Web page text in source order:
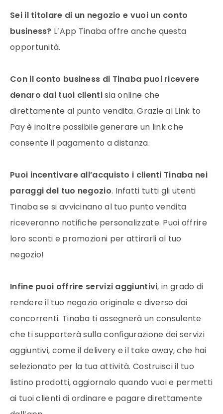
Sei il titolare di un negozio e vuoi un conto
business? L’App Tinaba offre anche questa
opportunità.
Con il conto business di Tinaba puoi ricevere
denaro dai tuoi clientisia online che
direttamente al punto vendita. Grazie al Link to
Pay è inoltre possibile generare un link che
consente il pagamento a distanza.
Puoi incentivare all’acquisto i clienti Tinaba nei
paraggi del tuo negozio. Infatti tutti gli utenti
Tinaba se si avvicinano al tuo punto vendita
riceveranno notifiche personalizzate. Puoi offrire
loro sconti e promozioni per attirarli al tuo
negozio!
Infine puoi offrire servizi aggiuntivi, in grado di
rendere il tuo negozio originale e diverso dai
concorrenti. Tinaba ti assegnerà un consulente
che ti supporterà sulla configurazione dei servizi
aggiuntivi, come il delivery e il take away, che hai
selezionato per la tua attività. Costruisci il tuo
listino prodotti, aggiornalo quando vuoi e permetti
ai tuoi clienti di ordinare e pagare direttamente